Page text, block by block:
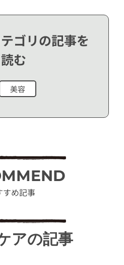
ゴリの記事を
読む
美容
すめ記事
アの記事